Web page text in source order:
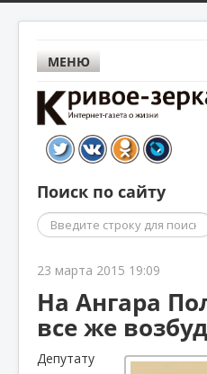
МЕНЮ
Поиск по сайту
Поиск
23 марта 2015 19:09
На Ангара
все же
Депутату